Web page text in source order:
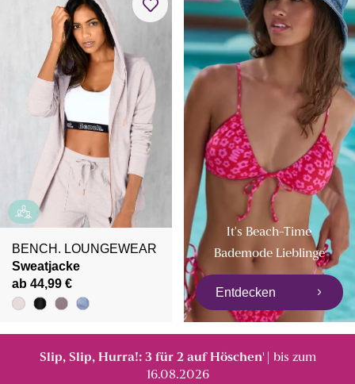
BENCH. LOUNGEWEAR
Sweatjacke
ab 44,99 €
It's Beach-Time
Bademode Lieblinge
Entdecken
Slip, Slip, Hurra!: 3 für 2 auf Höschen¹
| bis zum
16.08.2026